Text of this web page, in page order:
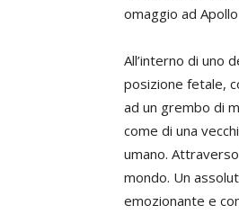
omaggio ad
All’interno di uno
posizione fetale,
ad un grembo di
come di una
umano.
mondo. Un
emozionante e